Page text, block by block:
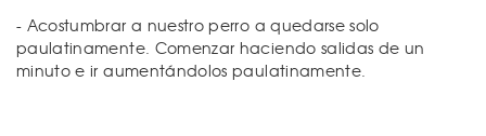
- Acostumbrar a nuestro perro a quedarse solo
paulatinamente. Comenzar haciendo salidas de un
minuto e ir aumentándolos paulatinamente.